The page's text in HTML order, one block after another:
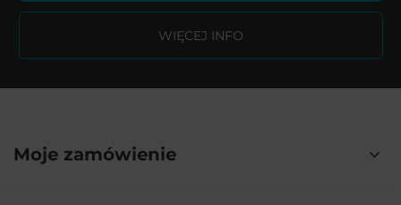
WIĘCEJ INFO
Moje zamówienie